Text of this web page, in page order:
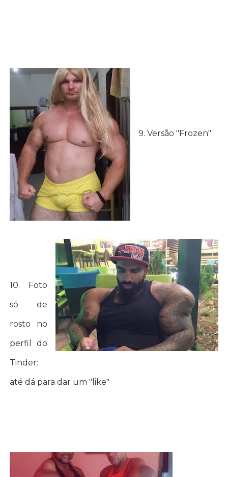
9. Versão "Frozen"
10. Foto
só de
rosto no
perfil do
Tinder:
até dá para dar um "like"